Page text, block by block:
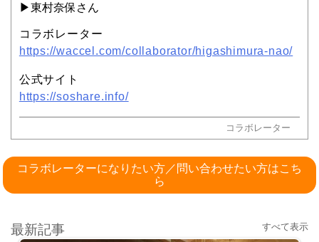
▶︎東村奈保さん
コラボレーター
https://waccel.com/collaborator/higashimura-nao/
公式サイト
https://soshare.info/
コラボレーター
コラボレーターになりたい方／問い合わせたい方はこち
ら
最新記事 すべて表示